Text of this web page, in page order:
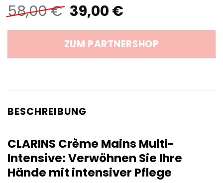
58,00€ Ursprünglicher
Preis
war:
58,00 €
39,00 €Aktueller
ist:
39,00 €.
ZUM PARTNERSHOP
BESCHREIBUNG
CLARINS Crème Mains Multi-
Intensive: Verwöhnen Sie Ihre
Hände mit intensiver Pflege